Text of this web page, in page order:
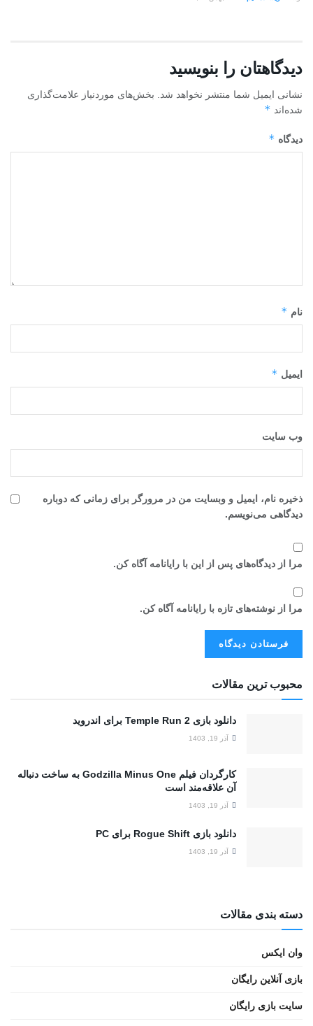
دیدگاهتان را بنویسید
نشانی ایمیل شما منتشر نخواهد شد.
بخش‌های موردنیاز علامت‌گذاری
شده‌اند *
دیدگاه *
نام *
ایمیل *
وب‌ سایت
ذخیره نام، ایمیل و وبسایت من در مرورگر برای زمانی که دوباره
دیدگاهی می‌نویسم.
مرا از دیدگاه‌های پس از این با رایانامه آگاه کن.
مرا از نوشته‌های تازه با رایانامه آگاه کن.
محبوب ترین مقالات
دانلود بازی Temple Run 2 برای اندروید
آذر 19, 1403
کارگردان فیلم Godzilla Minus One به ساخت دنباله
آن علاقه‎‌مند است
آذر 19, 1403
دانلود بازی Rogue Shift برای PC
آذر 19, 1403
دسته بندی مقالات
وان ایکس
بازی آنلاین رایگان
سایت بازی رایگان